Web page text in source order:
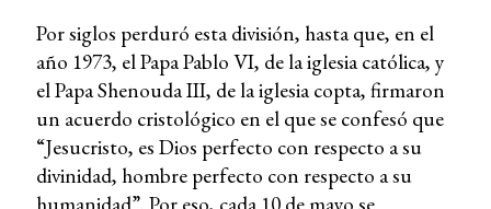
Por siglos perduró esta división, hasta que, en el
año 1973, el Papa Pablo VI, de la iglesia católica, y
el Papa Shenouda III, de la iglesia copta, firmaron
un acuerdo cristológico en el que se confesó que
“Jesucristo, es Dios perfecto con respecto a su
divinidad, hombre perfecto con respecto a su